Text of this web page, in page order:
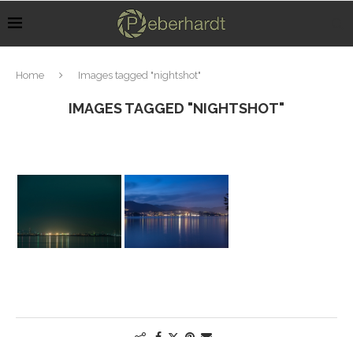
Home Images tagged "nightshot"
IMAGES TAGGED "NIGHTSHOT"